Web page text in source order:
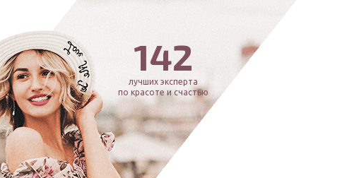
142
лучших эксперта
по красоте и счастью